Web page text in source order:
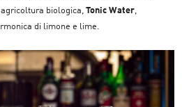
biologica, Tonic Water,
di limone e lime.